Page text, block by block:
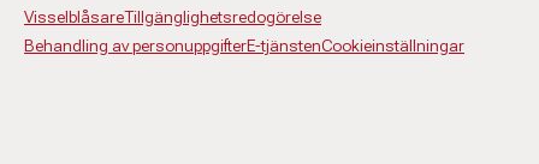
VisselblåsareTillgänglighetsredogörelse
Behandling av personuppgifterE-tjänstenCookieinställningar